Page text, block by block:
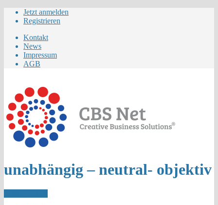
Jetzt anmelden
Registrieren
Kontakt
News
Impressum
AGB
unabhängig – neutral- objektiv